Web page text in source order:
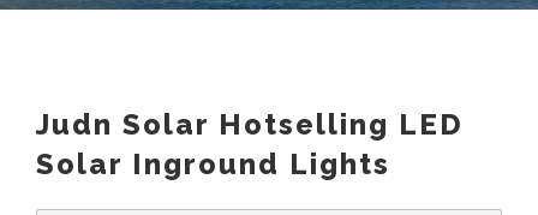
Judn Solar Hotselling LED
Solar Inground Lights